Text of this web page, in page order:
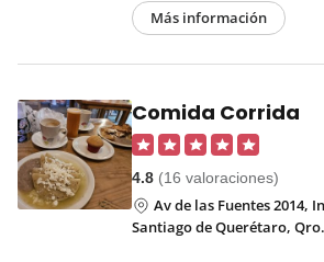
Más información
Comida Corrida
4.8 (16 valoraciones)
Av de las Fuentes 2014,
Santiago de Querétaro, Qro.